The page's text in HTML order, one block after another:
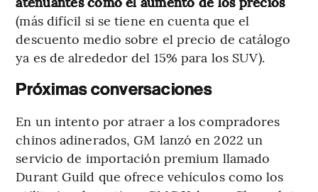
(más difícil si se tiene en cuenta que el
descuento medio sobre el precio de catálogo
ya es de alrededor del 15% para los SUV).
Próximas conversaciones
En un intento por atraer a los compradores
chinos adinerados, GM lanzó en 2022 un
servicio de importación premium llamado
Durant Guild que ofrece vehículos como los